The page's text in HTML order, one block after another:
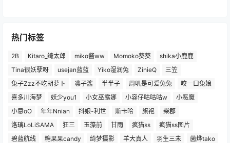
热门标签
2B Kitaro_绮太郎 miko酱ww Momoko葵葵
shika小鹿鹿
Tina很妖孽呀
usejan蓝蓝 Yiko湿润兔 ZinieQ
三笠
兔子Zzz不吃胡萝卜
凛子酱 半半子 周叽是可爱兔兔
咬一口兔娘
喜多川海梦
妖少you1 小女巫露娜 小容仔咕咕咕w
小恶魔
小意oO
年年Nnian 抖娘-利世 斯卡哈 旗袍
柴郡
洛璃LoLiSAMA
狂三 玉藻前 甘雨 疯猫ss
疯猫ss图片
碧蓝航线
糖果果candy 绮梦摄影 羊大真人 羽生三未
菌烨tako